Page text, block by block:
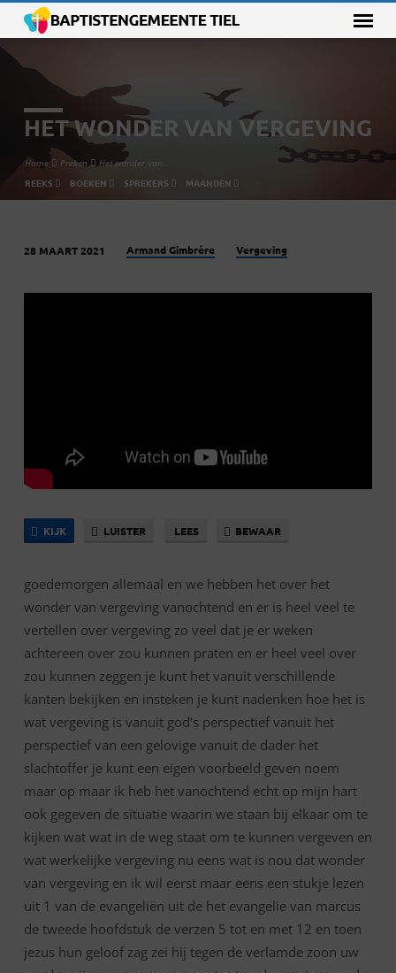
HET WONDER VAN VERGEVING
Home Preken Het wonder van…
REEKS BOEKEN SPREKERS MAANDEN
WONDER
28 MAART 2021 Armand Gimbrére Vergeving
KIJK LUISTER LEES BEWAAR
goedemorgen allemaal en we hebben het over het
wonder van vergeving vanochtend en er is heel veel te
vertellen over vergeving zo veel dat je er weken
achtereen over zou kunnen praten en er heel veel over
zou kunnen zeggen je kunt het vanuit verschillende
kanten bekijken en insteken je kunt nadenken hoe het is
wat vergeving is vanuit god’s perspectief vanuit het
perspectief van een gelovige vanuit de dader het
slachtoffer je kunt een eigen voorbeeld geven noem
maar op maar ik heb het vanochtend echt op mijn hart
ook gegeven de situatie waarin we staan bij elkaar om te
kijken wat wat in de weg staat om te kunnen vergeven en
wat werkelijke vergeving nu eens wat is nou dat wonder
van vergeving en ik wil eerst maar eens een stukje lezen
uit 1 van de evangeliën uit de het evangelie van marcus
de tweede hoofdstuk de verzen 5 tot en met 12 en toen
jezus hun geloof zag zei hij tegen de verlamde zoon uw